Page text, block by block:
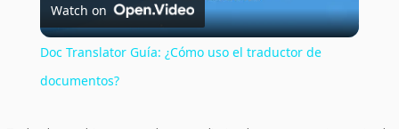
Video
Watch on
Doc Translator Guía: ¿Cómo uso el traductor de
documentos?